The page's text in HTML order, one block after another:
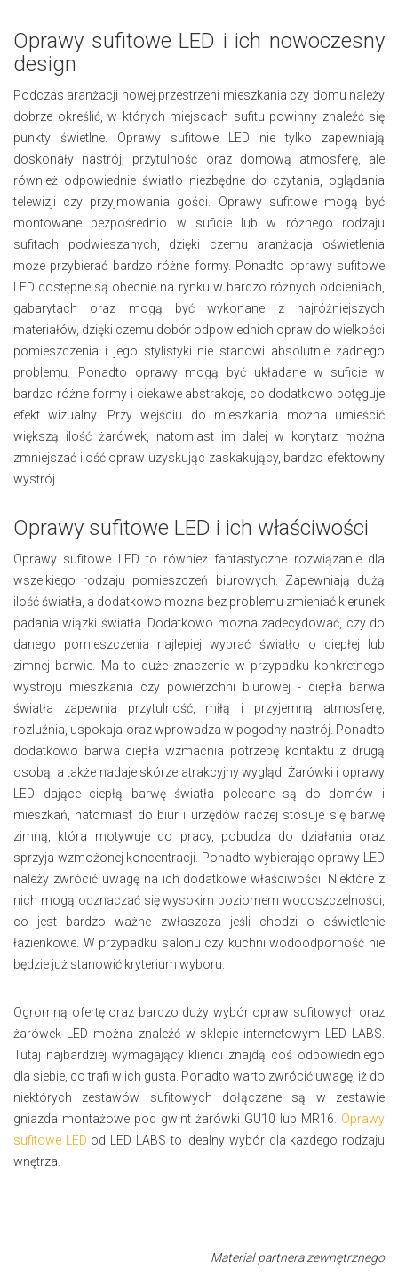
Oprawy sufitowe LED i ich nowoczesny
design
Podczas aranżacji nowej przestrzeni mieszkania czy domu należy
dobrze określić, w których miejscach sufitu powinny znaleźć się
punkty świetlne. Oprawy sufitowe LED nie tylko zapewniają
doskonały nastrój, przytulność oraz domową atmosferę, ale
również odpowiednie światło niezbędne do czytania, oglądania
telewizji czy przyjmowania gości. Oprawy sufitowe mogą być
montowane bezpośrednio w suficie lub w różnego rodzaju
sufitach podwieszanych, dzięki czemu aranżacja oświetlenia
może przybierać bardzo różne formy. Ponadto oprawy sufitowe
LED dostępne są obecnie na rynku w bardzo różnych odcieniach,
gabarytach oraz mogą być wykonane z najróżniejszych
materiałów, dzięki czemu dobór odpowiednich opraw do wielkości
pomieszczenia i jego stylistyki nie stanowi absolutnie żadnego
problemu. Ponadto oprawy mogą być układane w suficie w
bardzo różne formy i ciekawe abstrakcje, co dodatkowo potęguje
efekt wizualny. Przy wejściu do mieszkania można umieścić
większą ilość żarówek, natomiast im dalej w korytarz można
zmniejszać ilość opraw uzyskując zaskakujący, bardzo efektowny
wystrój.
Oprawy sufitowe LED i ich właściwości
Oprawy sufitowe LED to również fantastyczne rozwiązanie dla
wszelkiego rodzaju pomieszczeń biurowych. Zapewniają dużą
ilość światła, a dodatkowo można bez problemu zmieniać kierunek
padania wiązki światła. Dodatkowo można zadecydować, czy do
danego pomieszczenia najlepiej wybrać światło o ciepłej lub
zimnej barwie. Ma to duże znaczenie w przypadku konkretnego
wystroju mieszkania czy powierzchni biurowej - ciepła barwa
światła zapewnia przytulność, miłą i przyjemną atmosferę,
rozluźnia, uspokaja oraz wprowadza w pogodny nastrój. Ponadto
dodatkowo barwa ciepła wzmacnia potrzebę kontaktu z drugą
osobą, a także nadaje skórze atrakcyjny wygląd. Żarówki i oprawy
LED dające ciepłą barwę światła polecane są do domów i
mieszkań, natomiast do biur i urzędów raczej stosuje się barwę
zimną, która motywuje do pracy, pobudza do działania oraz
sprzyja wzmożonej koncentracji. Ponadto wybierając oprawy LED
należy zwrócić uwagę na ich dodatkowe właściwości. Niektóre z
nich mogą odznaczać się wysokim poziomem wodoszczelności,
co jest bardzo ważne zwłaszcza jeśli chodzi o oświetlenie
łazienkowe. W przypadku salonu czy kuchni wodoodporność nie
będzie już stanowić kryterium wyboru.
Ogromną ofertę oraz bardzo duży wybór opraw sufitowych oraz
żarówek LED można znaleźć w sklepie internetowym LED LABS.
Tutaj najbardziej wymagający klienci znajdą coś odpowiedniego
dla siebie, co trafi w ich gusta. Ponadto warto zwrócić uwagę, iż do
niektórych zestawów sufitowych dołączane są w zestawie
gniazda montażowe pod gwint żarówki GU10 lub MR16. Oprawy
sufitowe LED od LED LABS to idealny wybór dla każdego rodzaju
wnętrza.
Materiał partnera zewnętrznego